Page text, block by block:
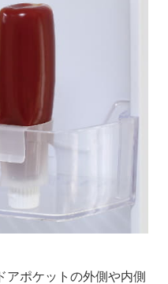
アポケットの外側や内側